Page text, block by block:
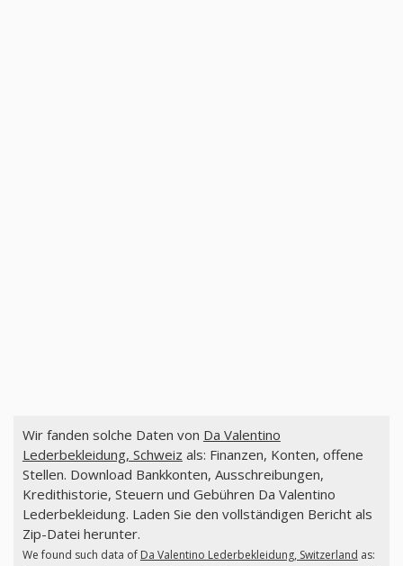
Wir fanden solche Daten von Da Valentino
Lederbekleidung, Schweiz als: Finanzen, Konten, offene
Stellen. Download Bankkonten, Ausschreibungen,
Kredithistorie, Steuern und Gebühren Da Valentino
Lederbekleidung. Laden Sie den vollständigen Bericht als
Zip-Datei herunter.
We found such data of Da Valentino Lederbekleidung, Switzerland as: